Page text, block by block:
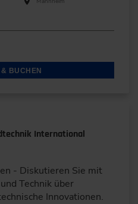
BUCHEN
International
- Diskutieren Sie mit
Technik über
Innovationen.